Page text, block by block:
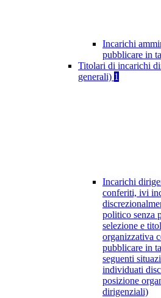
Incarichi
pubblicare in
Titolari di incarichi
generali) 1
Incarichi
conferiti, ivi
politico senza
selezione e
organizzativa
pubblicare in
seguenti
individuati
posizione
dirigenziali)